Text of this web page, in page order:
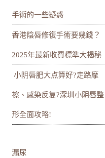
手術的一些疑惑
香港陰唇修復手術要幾錢？
2025年最新收費標準大揭秘
‍ 小阴唇肥大点算好?走路摩
擦、感染反复?深圳小阴唇整
形全面攻略!
漏尿